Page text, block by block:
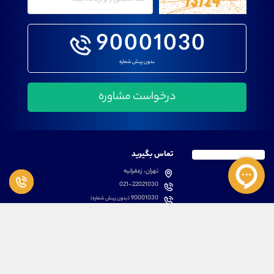
90001030
بدون پیش شماره
تماس بگیرید
تهران، زعفرانیه
021-22021030
90001030(بدون پیش شماره)